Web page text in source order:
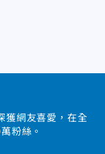
獲網友喜愛，在全
粉絲。